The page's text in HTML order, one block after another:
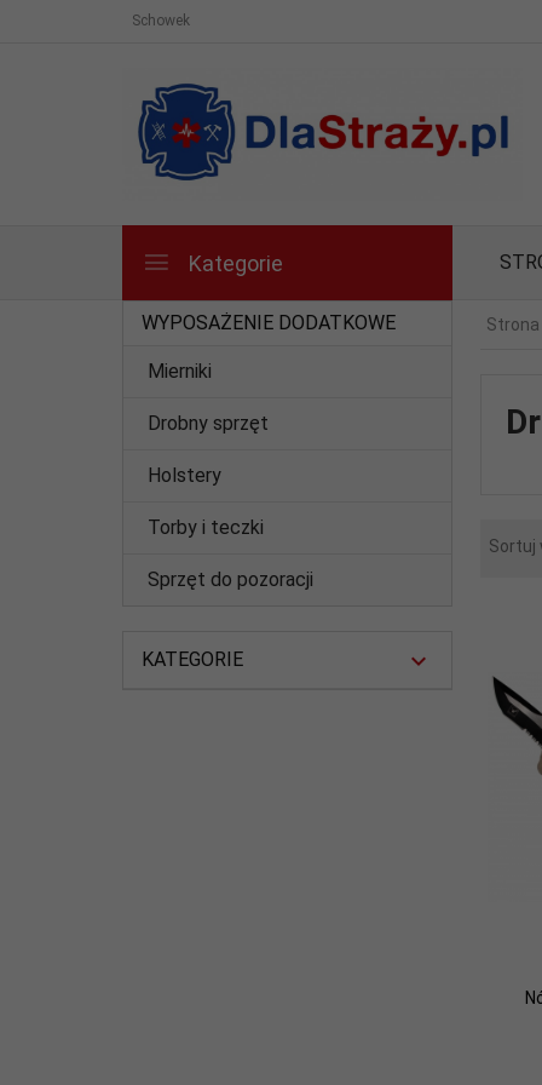
Schowek
Kategorie
WYPOSAŻENIE DODATKOWE
Mierniki
Drobny sprzęt
Holstery
Torby i teczki
Sprzęt do pozoracji
KATEGORIE
Strona
Sortuj